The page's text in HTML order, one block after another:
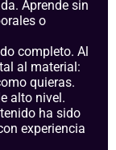
Aprende sin
o
completo. Al
al material:
quieras.
alto nivel.
ha sido
experiencia